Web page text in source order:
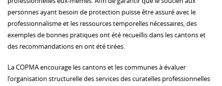
personnes ayant besoin de protection puisse être assuré avec le
professionnalisme et les ressources temporelles nécessaires, des
exemples de bonnes pratiques ont été recueillis dans les cantons et
des recommandations en ont été tirées.
La COPMA encourage les cantons et les communes à évaluer
l’organisation structurelle des services des curatelles professionnelles